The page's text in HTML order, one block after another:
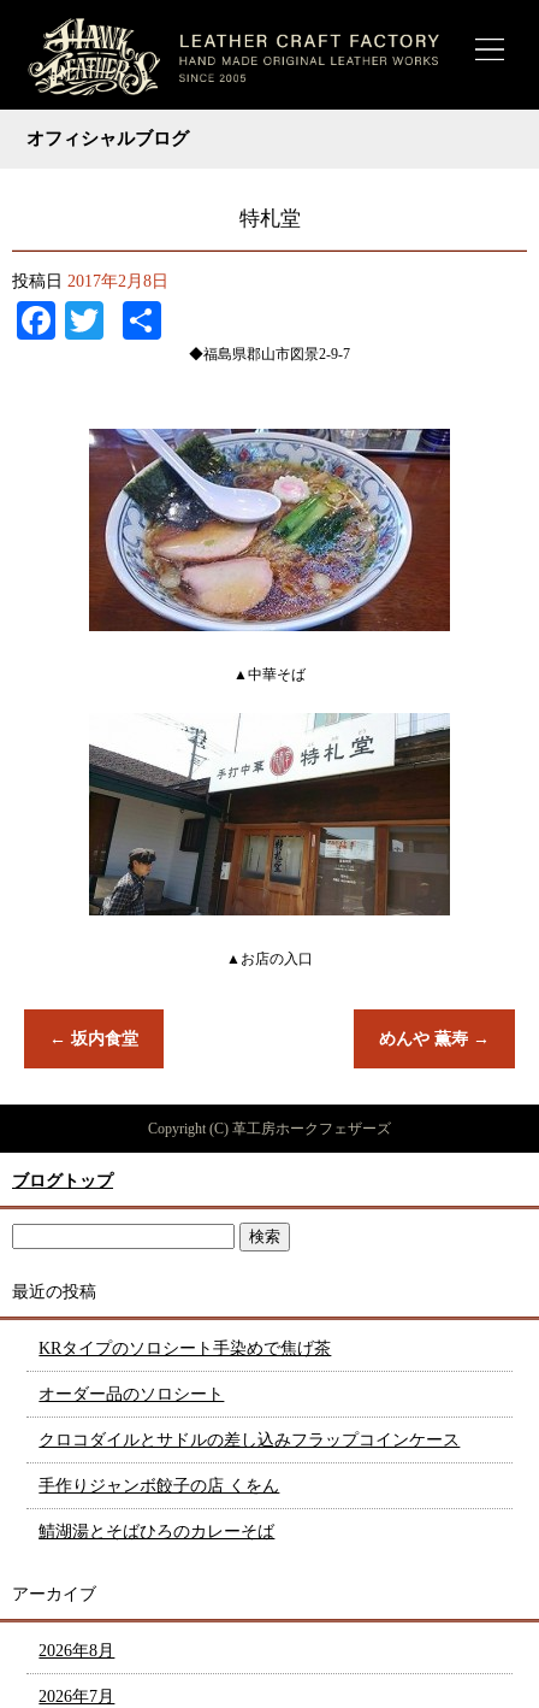
オフィシャルブログ
特札堂
投稿日 2017年2月8日
Facebook
Twitter
有◆福島県郡山市図景2-9-7
▲中華そば
▲お店の入口
← 坂内食堂 めんや 薫寿 →
Copyright (C) 革工房ホークフェザーズ
ブログトップ
最近の投稿
KRタイプのソロシート手染めで焦げ茶
オーダー品のソロシート
クロコダイルとサドルの差し込みフラップコインケース
手作りジャンボ餃子の店 くをん
鯖湖湯とそばひろのカレーそば
アーカイブ
2026年8月
2026年7月